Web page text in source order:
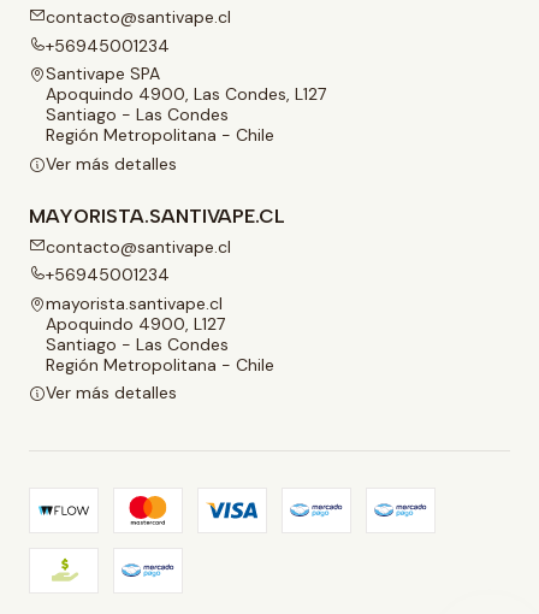
contacto@santivape.cl
+56945001234
Santivape SPA
Apoquindo 4900, Las Condes, L127
Santiago - Las Condes
Región Metropolitana - Chile
Ver más detalles
MAYORISTA.SANTIVAPE.CL
contacto@santivape.cl
+56945001234
mayorista.santivape.cl
Apoquindo 4900, L127
Santiago - Las Condes
Región Metropolitana - Chile
Ver más detalles